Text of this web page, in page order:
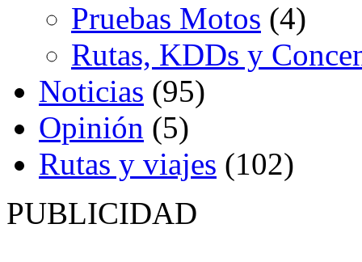
Pruebas Motos (4)
Rutas, KDDs y
Noticias (95)
Opinión (5)
Rutas y viajes (102)
PUBLICIDAD